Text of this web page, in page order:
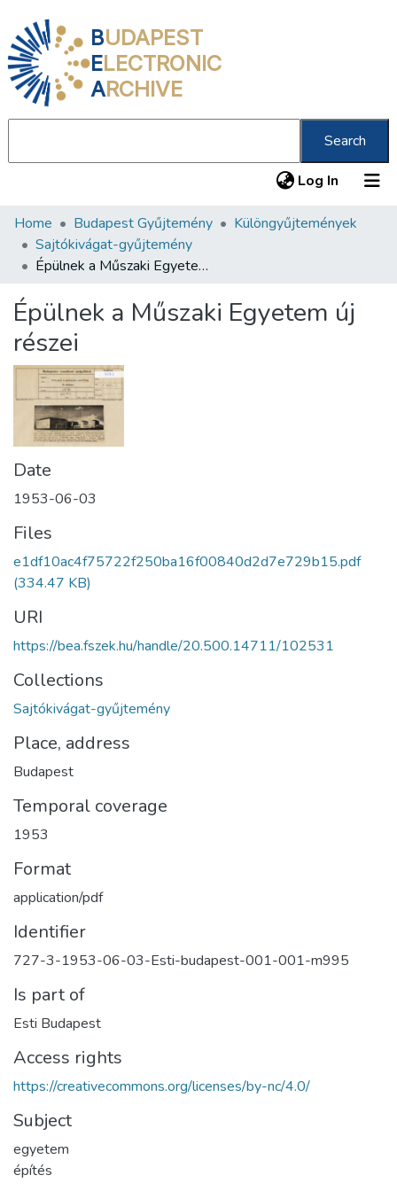
BUDAPEST
ELECTRONIC
ARCHIVE
Search
Log In (current)
Communities & Collections
All of DSpace
Statistics
About us
Home Budapest Gyűjtemény
Különgyűjtemények
Sajtókivágat-gyűjtemény
Épülnek a Műszaki Egyetem új részei
Épülnek a Műszaki Egyetem új
részei
Date
1953-06-03
Files
e1df10ac4f75722f250ba16f00840d2d7e729b15.pdf
(334.47 KB)
URI
https://bea.fszek.hu/handle/20.500.14711/102531
Collections
Sajtókivágat-gyűjtemény
Place, address
Budapest
Temporal coverage
1953
Format
application/pdf
Identifier
727-3-1953-06-03-Esti-budapest-001-001-m995
Is part of
Esti Budapest
Access rights
https://creativecommons.org/licenses/by-nc/4.0/
Subject
egyetem
építés